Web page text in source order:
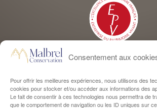
Consentement aux
Pour offrir les meilleures expériences, nous utilisons des
cookies pour stocker et/ou accéder aux informations des
Le fait de consentir à ces technologies nous permettra de
que le comportement de navigation ou les ID uniques sur
Malbrel Conservation est labellisée Entreprise du